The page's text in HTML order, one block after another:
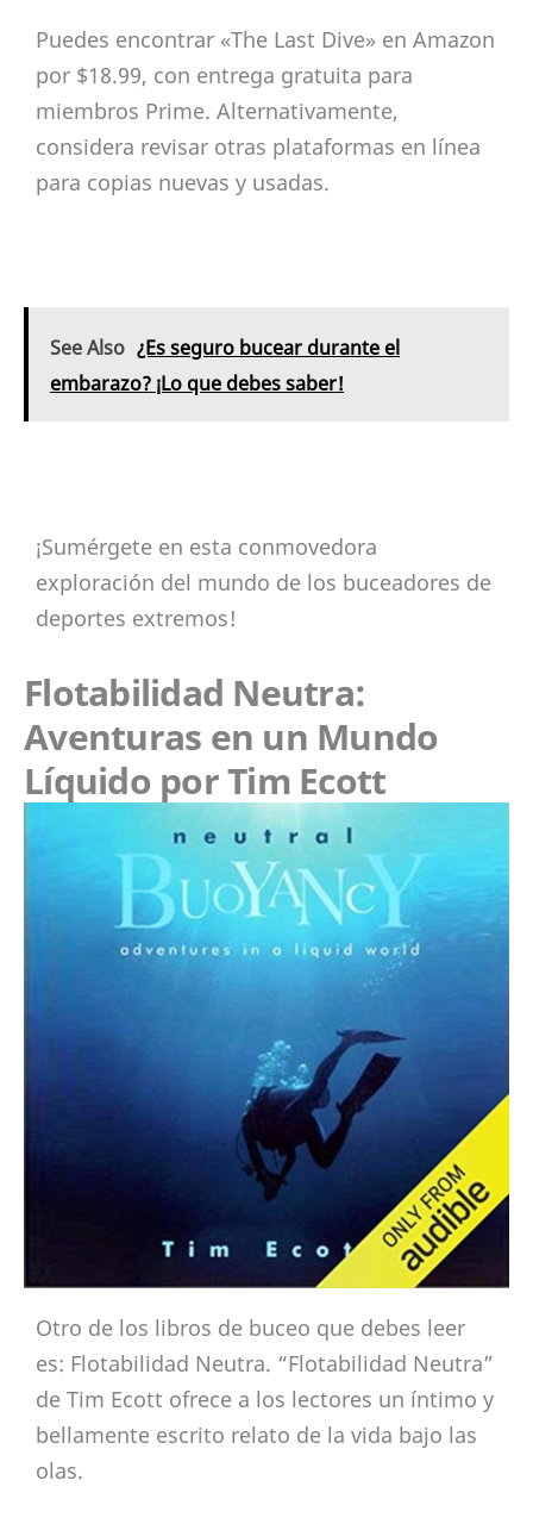
Puedes encontrar «The Last Dive» en Amazon
por $18.99, con entrega gratuita para
miembros Prime. Alternativamente,
considera revisar otras plataformas en línea
para copias nuevas y usadas.
See Also ¿Es seguro bucear durante el
embarazo? ¡Lo que debes saber!
¡Sumérgete en esta conmovedora
exploración del mundo de los buceadores de
deportes extremos!
Flotabilidad Neutra:
Aventuras en un Mundo
Líquido por Tim Ecott
Otro de los libros de buceo que debes leer
es: Flotabilidad Neutra. “Flotabilidad Neutra”
de Tim Ecott ofrece a los lectores un íntimo y
bellamente escrito relato de la vida bajo las
olas.